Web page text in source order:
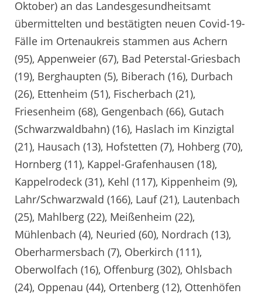
Oktober) an das Landesgesundheitsamt
übermittelten und bestätigten neuen Covid-19-
Fälle im Ortenaukreis stammen aus Achern
(95), Appenweier (67), Bad Peterstal-Griesbach
(19), Berghaupten (5), Biberach (16), Durbach
(26), Ettenheim (51), Fischerbach (21),
Friesenheim (68), Gengenbach (66), Gutach
(Schwarzwaldbahn) (16), Haslach im Kinzigtal
(21), Hausach (13), Hofstetten (7), Hohberg (70),
Hornberg (11), Kappel-Grafenhausen (18),
Kappelrodeck (31), Kehl (117), Kippenheim (9),
Lahr/Schwarzwald (166), Lauf (21), Lautenbach
(25), Mahlberg (22), Meißenheim (22),
Mühlenbach (4), Neuried (60), Nordrach (13),
Oberharmersbach (7), Oberkirch (111),
Oberwolfach (16), Offenburg (302), Ohlsbach
(24), Oppenau (44), Ortenberg (12), Ottenhöfen